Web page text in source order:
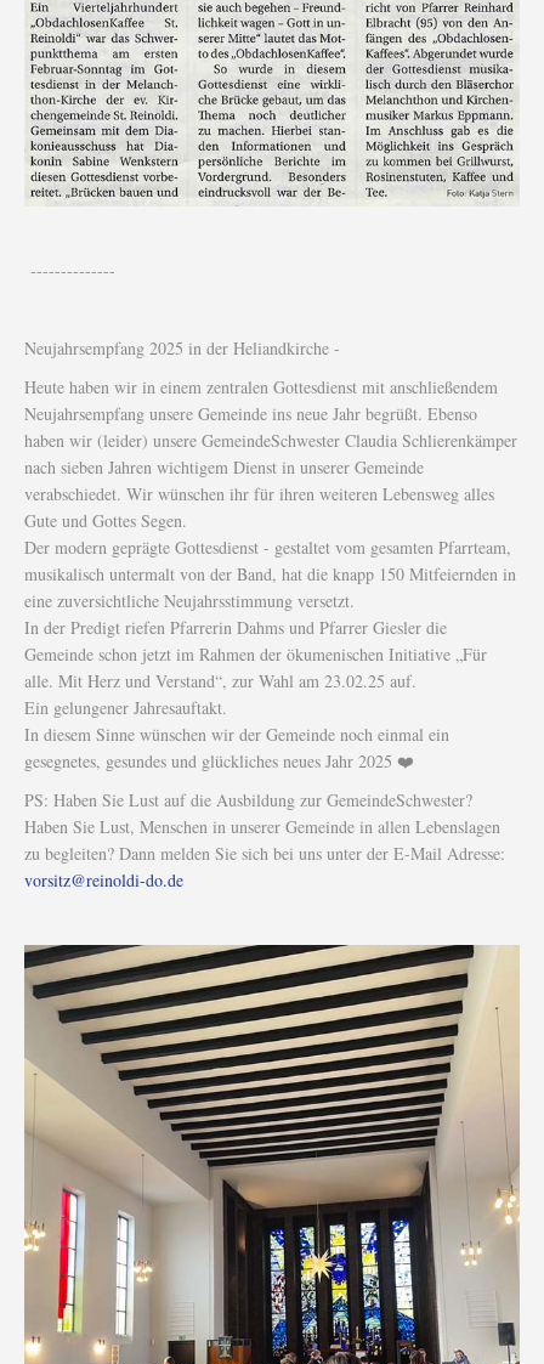
--------------
Neujahrsempfang 2025 in der Heliandkirche -
Heute haben wir in einem zentralen Gottesdienst mit anschließendem
Neujahrsempfang unsere Gemeinde ins neue Jahr begrüßt. Ebenso
haben wir (leider) unsere GemeindeSchwester Claudia Schlierenkämper
nach sieben Jahren wichtigem Dienst in unserer Gemeinde
verabschiedet. Wir wünschen ihr für ihren weiteren Lebensweg alles
Gute und Gottes Segen.
Der modern geprägte Gottesdienst - gestaltet vom gesamten Pfarrteam,
musikalisch untermalt von der Band, hat die knapp 150 Mitfeiernden in
eine zuversichtliche Neujahrsstimmung versetzt.
In der Predigt riefen Pfarrerin Dahms und Pfarrer Giesler die
Gemeinde schon jetzt im Rahmen der ökumenischen Initiative „Für
alle. Mit Herz und Verstand“, zur Wahl am 23.02.25 auf.
Ein gelungener Jahresauftakt.
In diesem Sinne wünschen wir der Gemeinde noch einmal ein
gesegnetes, gesundes und glückliches neues Jahr 2025 ❤️
PS: Haben Sie Lust auf die Ausbildung zur GemeindeSchwester?
Haben Sie Lust, Menschen in unserer Gemeinde in allen Lebenslagen
zu begleiten? Dann melden Sie sich bei uns unter der E-Mail Adresse:
vorsitz@reinoldi-do.de